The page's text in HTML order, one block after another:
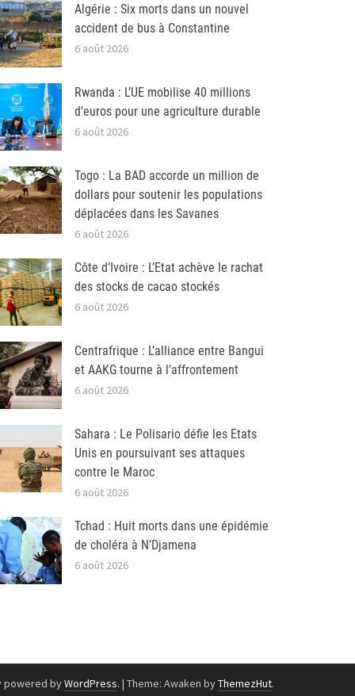
Algérie : Six morts dans un nouvel
accident de bus à Constantine
6 août 2026
Rwanda : L’UE mobilise 40 millions
d’euros pour une agriculture durable
6 août 2026
Togo : La BAD accorde un million de
dollars pour soutenir les populations
déplacées dans les Savanes
6 août 2026
Côte d’Ivoire : L’Etat achève le rachat
des stocks de cacao stockés
6 août 2026
Centrafrique : L’alliance entre Bangui
et AAKG tourne à l’affrontement
6 août 2026
Sahara : Le Polisario défie les Etats
Unis en poursuivant ses attaques
contre le Maroc
6 août 2026
Tchad : Huit morts dans une épidémie
de choléra à N’Djamena
6 août 2026
powered byWordPress. | Theme: Awaken byThemezHut.